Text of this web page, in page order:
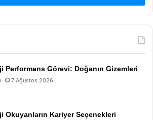
Performans Görevi: Doğanın Gizemleri
7 Ağustos 2026
Okuyanların Kariyer Seçenekleri